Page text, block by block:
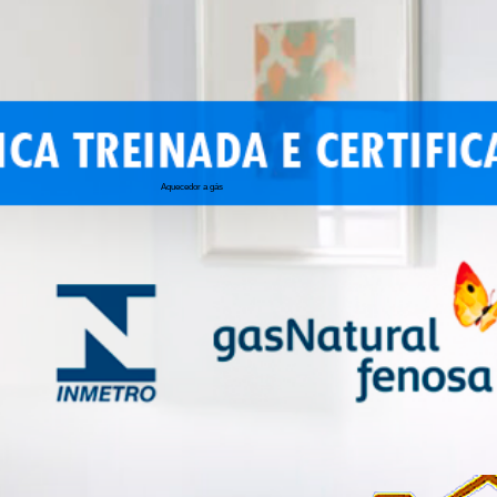
conserto de
conserto de
conserto
conserto de
conserto
conserto de
manutenção
conserto de
Aquecedor a gás